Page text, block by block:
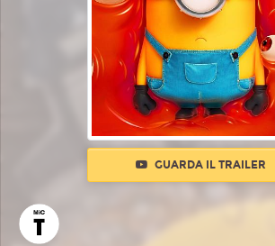
GUARDA IL TRAILER